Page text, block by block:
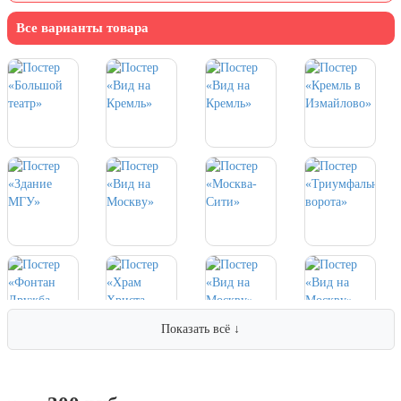
парада на Красной площади
7 ноября, День Октябрьской
революции
10 ноября, День сотрудника органов
внутренних дел РФ
19 ноября, День Ракетных Войск и
Артиллерии
5 декабря, День начала
контрнаступления советских войск
9 декабря, День Героев Отечества
Все варианты товара
Показать всё ↓